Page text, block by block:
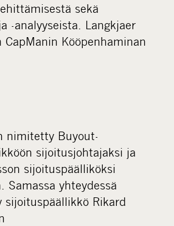
sekä
-analyyseista. Langkjaer
Kööpenhaminan
nimitetty Buyout-
sijoitusjohtajaksi ja
sijoituspäälliköksi
Samassa yhteydessä
sijoituspäällikkö Rikard